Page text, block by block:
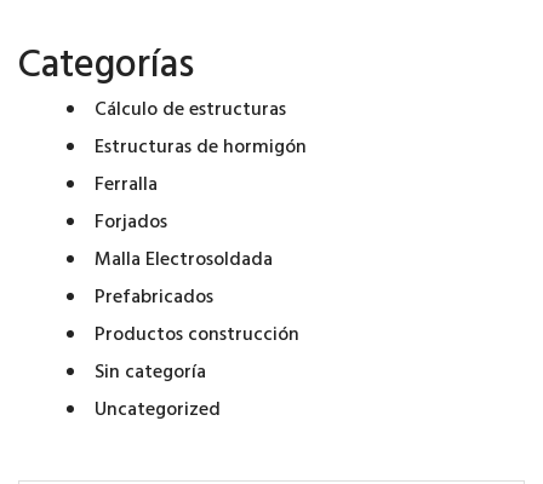
Categorías
Cálculo de estructuras
Estructuras de hormigón
Ferralla
Forjados
Malla Electrosoldada
Prefabricados
Productos construcción
Sin categoría
Uncategorized